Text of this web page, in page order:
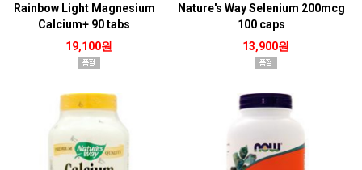
Rainbow Light Magnesium
Calcium+ 90 tabs
19,100원
Nature's Way Selenium 200mcg
100 caps
13,900원